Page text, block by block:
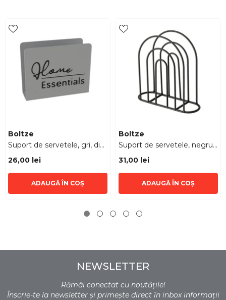
Furnizor:
Boltze
Suport de servetele, gri, din
26,00 lei
ADAUGĂ ÎN COȘ
Furnizor:
Boltze
Suport de servetele, negru,
31,00 lei
ADAUGĂ ÎN COȘ
NEWSLETTER
Rămâi conectat cu noutățile!
Înscrie-te la newsletter și primește direct în inbox informații